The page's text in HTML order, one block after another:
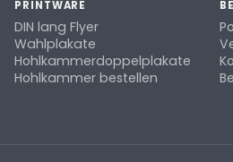
PRINTWARE
DIN lang Flyer
Wahlplakate
Hohlkammerdoppelplakate
Hohlkammer bestellen